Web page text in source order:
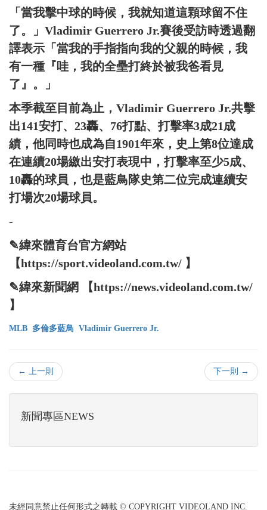
「當我擊中球的時候，我就知道這顆球留不住
了。」Vladimir Guerrero Jr.賽後受訪時透過翻
譯表示「當我的手指指向我的父親的時候，我
有一種『哇，我的全壘打終於被我爸看見
了』。」
本季截至目前為止，Vladimir Guerrero Jr.共擊
出141安打、23轟、76打點、打擊率3成21成
績，他同時也成為自1901年來，史上第8位達成
在連續20場繳出安打表現中，打擊率至少5成、
10轟的球員，也是藍鳥隊史第二位完成連續安
打場次20場球員。
-
✎緯來體育台官方網站
【https://sport.videoland.com.tw/ 】
✎緯來新聞網 【https://news.videoland.com.tw/
】
MLB 多倫多藍鳥 Vladimir Guerrero Jr.
← 上一則 下一則 →
新聞專區NEWS
未經同意禁止任何形式之轉載 © COPYRIGHT VIDEOLAND INC.